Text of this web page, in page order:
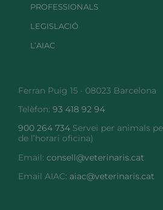
PROFESSIONALS
LEGISLACIÓ
L’AIAC
Ferran Puig 15 · 08023 Barcelona
Telèfon: 93 418 92 94
900 264 734 Servei per animals
de l’horari oficina)
Email: consell@veterinaris.cat
Email AIAC: aiac@veterinaris.cat